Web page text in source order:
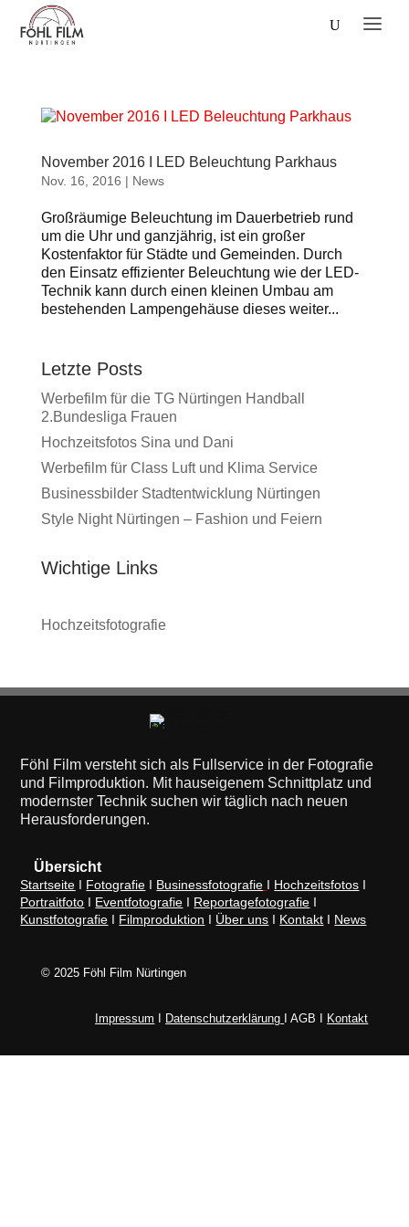
November 2016 I LED Beleuchtung Parkhaus
Nov. 16, 2016 | News
Großräumige Beleuchtung im Dauerbetrieb rund
um die Uhr und ganzjährig, ist ein großer
Kostenfaktor für Städte und Gemeinden. Durch
den Einsatz effizienter Beleuchtung wie der LED-
Technik kann durch einen kleinen Umbau am
bestehenden Lampengehäuse dieses weiter...
Letzte Posts
Werbefilm für die TG Nürtingen Handball
2.Bundesliga Frauen
Hochzeitsfotos Sina und Dani
Werbefilm für Class Luft und Klima Service
Businessbilder Stadtentwicklung Nürtingen
Style Night Nürtingen – Fashion und Feiern
Wichtige Links
Hochzeitsfotografie
Föhl Film versteht sich als Fullservice in der Fotografie
und Filmproduktion. Mit hauseigenem Schnittplatz und
modernster Technik suchen wir täglich nach neuen
Herausforderungen.
Übersicht
Startseite I Fotografie I Businessfotografie I Hochzeitsfotos I
Portraitfoto I Eventfotografie I Reportagefotografie I
Kunstfotografie I Filmproduktion I Über uns I Kontakt I News
© 2025 Föhl Film Nürtingen
Impressum Datenschutzerklärung I AGB I Kontakt